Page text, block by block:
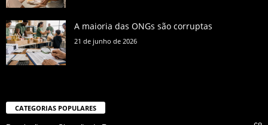
A maioria das ONGs são corruptas
21 de junho de 2026
CATEGORIAS POPULARES